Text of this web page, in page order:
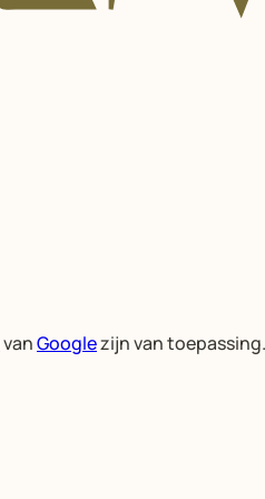
vanGooglezijn van toepassing.